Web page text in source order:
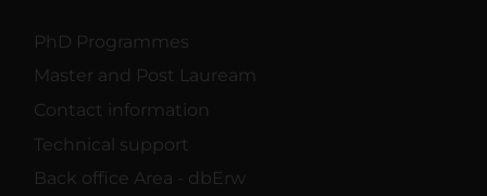
PhD Programmes
Master and Post Lauream
Contact information
Technical support
Back office Area - dbErw